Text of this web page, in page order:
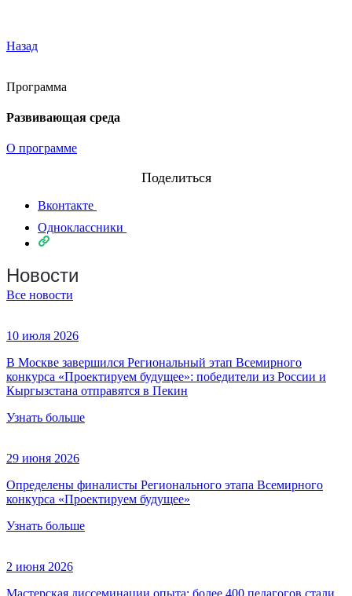
Назад
Программа
Развивающая среда
О программе
Поделиться
Вконтакте
Одноклассники
Новости
Все новости
10 июля 2026
В Москве завершился Региональный этап Всемирного
конкурса «Проектируем будущее»: победители из России и
Кыргызстана отправятся в Пекин
Узнать больше
29 июня 2026
Определены финалисты Регионального этапа Всемирного
конкурса «Проектируем будущее»
Узнать больше
2 июня 2026